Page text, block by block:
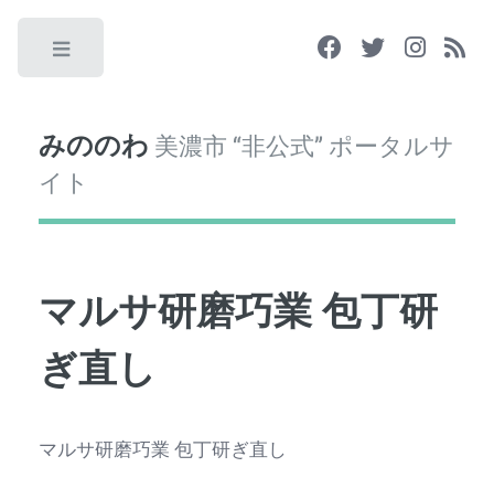
みののわ 美濃市 “非公式” ポータルサ
イト
マルサ研磨巧業 包丁研
ぎ直し
マルサ研磨巧業 包丁研ぎ直し
Toggle